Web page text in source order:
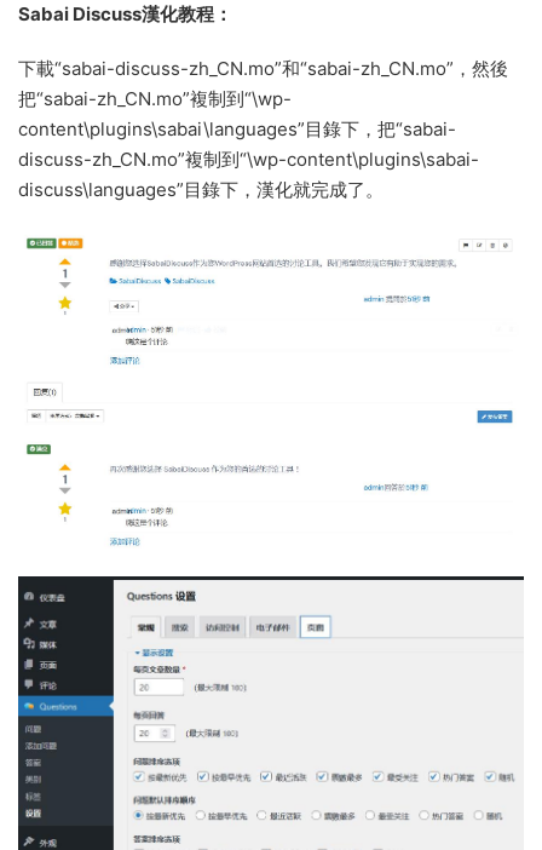
Sabai Discuss漢化教程：
下載“sabai-discuss-zh_CN.mo”和“sabai-zh_CN.mo”，然後
把“sabai-zh_CN.mo”複制到“\wp-
content\plugins\sabai\languages”目錄下，把“sabai-
discuss-zh_CN.mo”複制到“\wp-content\plugins\sabai-
discuss\languages”目錄下，漢化就完成了。